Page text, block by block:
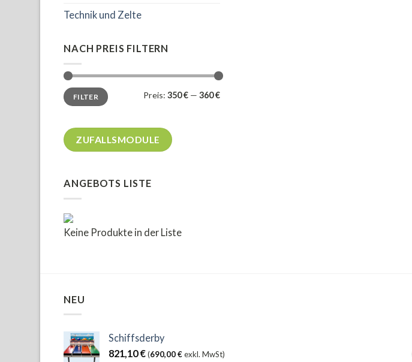
Technik und Zelte
NACH PREIS FILTERN
Min.
Preis
Max.
PreisFILTER Preis: 350 €— 360 €
ZUFALLSMODULE
ANGEBOTS LISTE
Keine Produkte in der Liste
NEU
Schiffsderby
821,10€ (690,00€exkl. MwSt)